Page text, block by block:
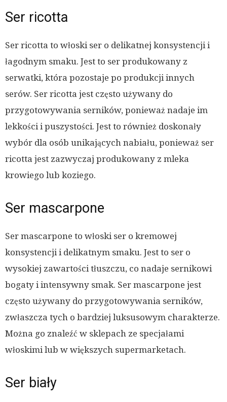
Ser ricotta
Ser ricotta to włoski ser o delikatnej konsystencji i
łagodnym smaku. Jest to ser produkowany z
serwatki, która pozostaje po produkcji innych
serów. Ser ricotta jest często używany do
przygotowywania serników, ponieważ nadaje im
lekkości i puszystości. Jest to również doskonały
wybór dla osób unikających nabiału, ponieważ ser
ricotta jest zazwyczaj produkowany z mleka
krowiego lub koziego.
Ser mascarpone
Ser mascarpone to włoski ser o kremowej
konsystencji i delikatnym smaku. Jest to ser o
wysokiej zawartości tłuszczu, co nadaje sernikowi
bogaty i intensywny smak. Ser mascarpone jest
często używany do przygotowywania serników,
zwłaszcza tych o bardziej luksusowym charakterze.
Można go znaleźć w sklepach ze specjałami
włoskimi lub w większych supermarketach.
Ser biały